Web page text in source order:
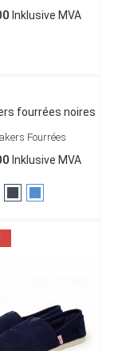
Inklusive MVA
Fourrées
Inklusive MVA